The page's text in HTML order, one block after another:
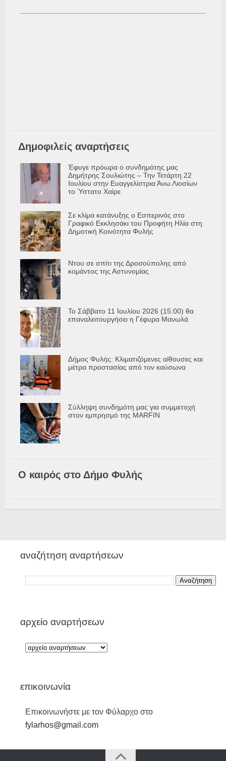
Δημοφιλείς αναρτήσεις
Έφυγε πρόωρα ο συνδημότης μας
Δημήτρης Σουλιώτης – Την Τετάρτη 22
Ιουλίου στην Ευαγγελίστρια Άνω Λιοσίων
το Ύστατο Χαίρε
Σε κλίμα κατάνυξης ο Εσπερινός στο
Γραφικό Εκκλησάκι του Προφήτη Ηλία στη
Δημοτική Κοινότητα Φυλής
Ντου σε σπίτι της Δροσούπολης από
κομάντος της Αστυνομίας
Το Σάββατο 11 Ιουλίου 2026 (15:00) θα
επαναλειτουργήσει η Γέφυρα Μανωλά
Δήμος Φυλής: Κλιματιζόμενες αίθουσες και
μέτρα προστασίας από τον καύσωνα
Σύλληψη συνδημότη μας για συμμετοχή
στον εμπρησμό της MARFIN
Ο καιρός στο Δήμο Φυλής
αναζήτηση αναρτήσεων
αρχείο αναρτήσεων
επικοινωνία
Επικοινωνήστε με τον Φύλαρχο στο
fylarhos@gmail.com